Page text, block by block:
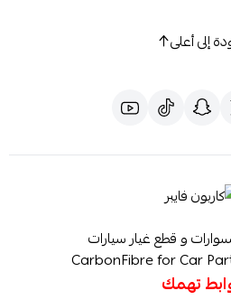
إلى أعلى
و قطع غيار سيارات
CarbonFibre for Car
تهمك